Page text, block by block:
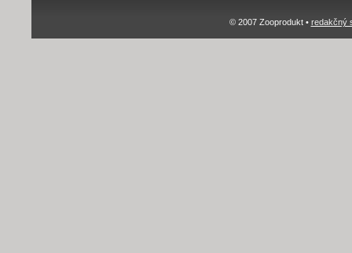
© 2007 Zooprodukt • redakčný